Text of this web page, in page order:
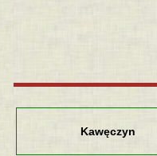
Kawęczyn